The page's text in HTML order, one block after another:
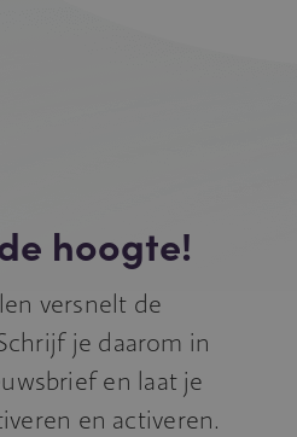
hoogte!
versnelt de
je daarom in
en laat je
en activeren.